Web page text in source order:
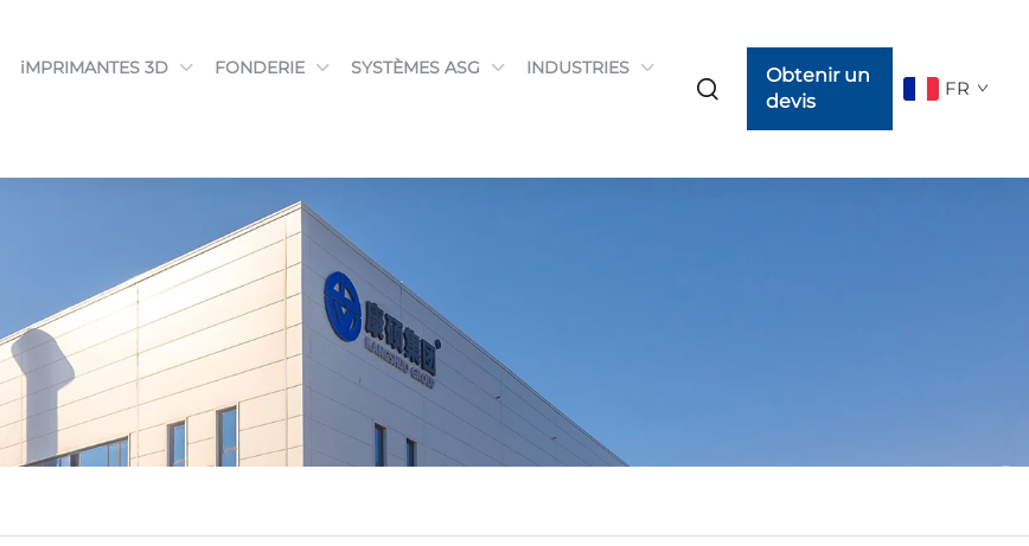
iMPRIMANTES 3D FONDERIE SYSTÈMES ASG
INDUSTRIES
Obtenir un
devis
FR